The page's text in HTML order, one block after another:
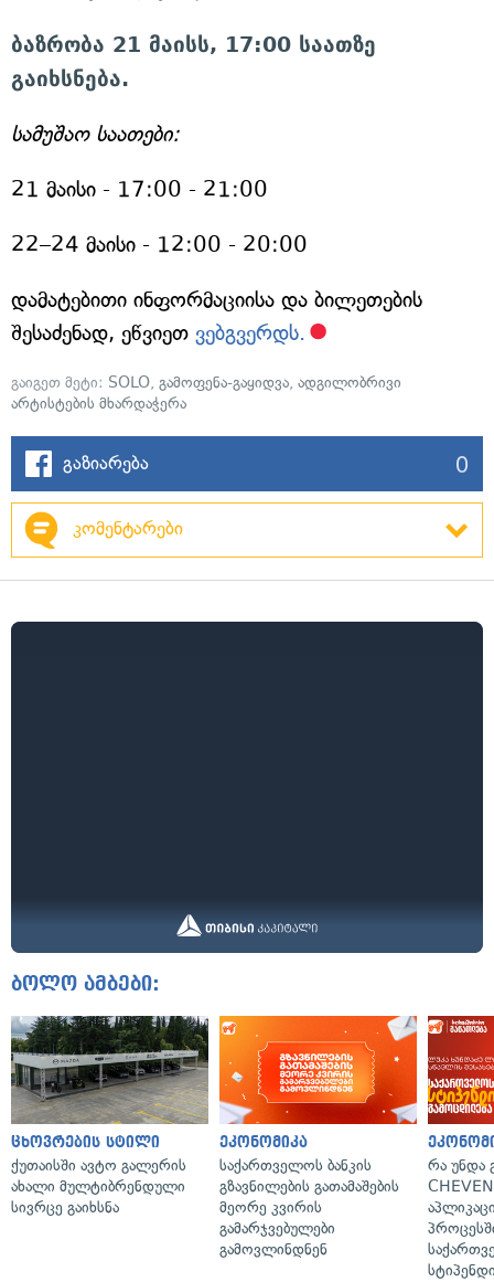
ბაზრობა 21 მაისს, 17:00 საათზე
გაიხსნება.
სამუშაო საათები:
21 მაისი - 17:00 - 21:00
22–24 მაისი - 12:00 - 20:00
დამატებითი ინფორმაციისა და ბილეთების
შესაძენად, ეწვიეთ ვებგვერდს.
გაიგეთ მეტი: SOLO, გამოფენა-გაყიდვა, ადგილობრივი
არტისტების მხარდაჭერა
გაზიარება 0
კომენტარები
ბოლო ამბები:
ცხოვრების სტილი
ქუთაისში ავტო გალერის
ახალი მულტიბრენდული
სივრცე გაიხსნა
ეკონომიკა
საქართველოს ბანკის
გზავნილების გათამაშების
მეორე კვირის
გამარჯვებულები
გამოვლინდნენ
რა უნდა